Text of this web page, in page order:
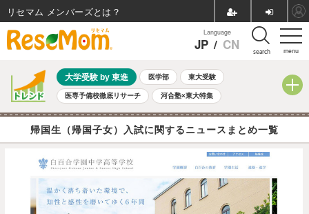
menu
Language
JP / CN search
大学受験 by 東進 医学部 東大受験
医専予備校徹底リサーチ 河合塾×東大特集
親子で考える大学選び 高校受験 中学受験 小学校受験
共通テスト 夏休み 8月開催学校説明会・相談会
自由研究教材（小学生向け） 自由研究教材（中学生向け） ランキング
帰国生（帰国子女）入試に関するニュースまとめ一覧
リセマム メンバーズ